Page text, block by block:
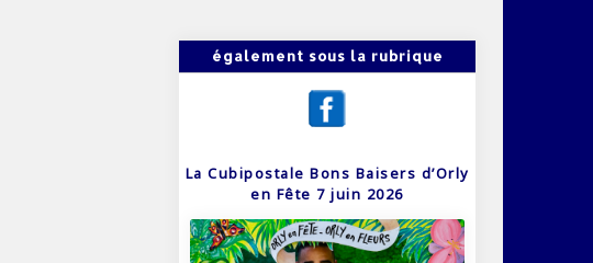
également sous la rubrique
La Cubipostale Bons Baisers d’Orly
en Fête 7 juin 2026